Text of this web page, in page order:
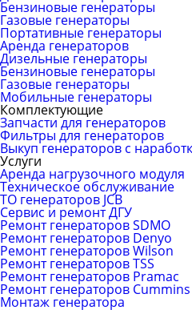
Бензиновые генераторы
Газовые генераторы
Портативные генераторы
Аренда генераторов
Дизельные генераторы
Бензиновые генераторы
Газовые генераторы
Мобильные генераторы
Комплектующие
Запчасти для генераторов
Фильтры для генераторов
Выкуп генераторов с
Услуги
Аренда нагрузочного модуля
Техническое обслуживание
ТО генераторов JCB
Сервис и ремонт ДГУ
Ремонт генераторов SDMO
Ремонт генераторов Denyo
Ремонт генераторов Wilson
Ремонт генераторов TSS
Ремонт генераторов Pramac
Ремонт генераторов Сummins
Монтаж генератора